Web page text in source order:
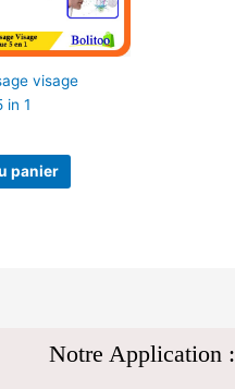
visage
in 1
panier
Notre Application :